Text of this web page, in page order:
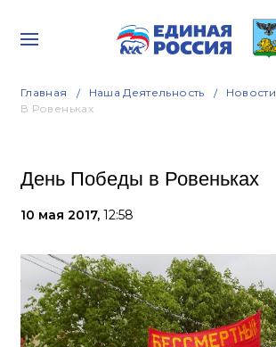
Главная Наша Деятельность Новости
В Ровеньках
День Победы в Ровеньках
10 мая 2017, 12:58